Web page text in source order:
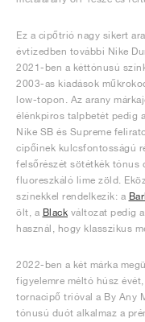
Ez a cipőtrió nagy sikert
évtizedben további Nike
2021-ben a kéttónusú
2003-as kiadások
low-topon. Az arany
élénkpiros talpbetét pedig
Nike SB és Supreme
cipőinek kulcsfontosságú
felsőrészét sötétkék tónus
fluoreszkáló lime zöld.
színekkel rendelkezik: a
ölt, a Black változat pedig
használ, hogy klasszikus
2022-ben a két márka
figyelemre méltó húsz
tornacipő trióval a By Any
tónusú duót alkalmaz a